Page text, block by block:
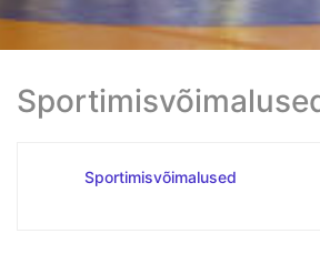
Sportimisvõimalused